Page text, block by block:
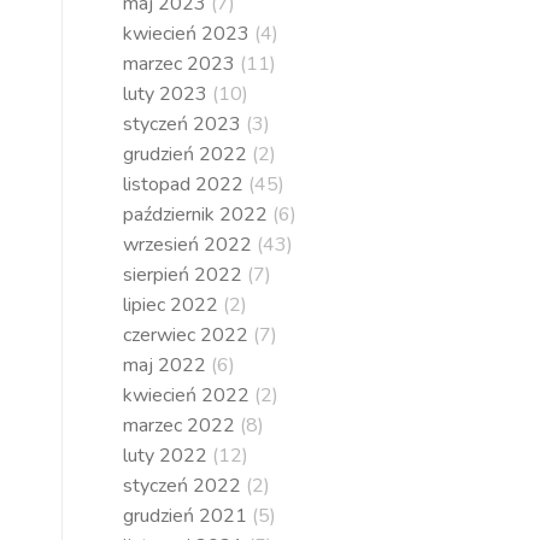
kwiecień 2023 (4)
marzec 2023 (11)
luty 2023 (10)
styczeń 2023 (3)
grudzień 2022 (2)
listopad 2022 (45)
październik 2022 (6)
wrzesień 2022 (43)
sierpień 2022 (7)
lipiec 2022 (2)
czerwiec 2022 (7)
maj 2022 (6)
kwiecień 2022 (2)
marzec 2022 (8)
luty 2022 (12)
styczeń 2022 (2)
grudzień 2021 (5)